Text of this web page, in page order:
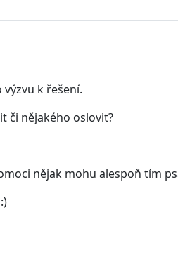
k řešení.
či nějakého oslovit?
nějak mohu alespoň tím